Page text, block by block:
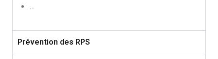
Prévention des RPS